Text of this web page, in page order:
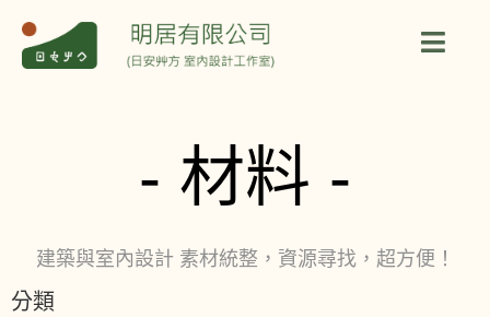
- 材料 -
建築與室內設計 素材統整，資源尋找，超方便！
分類